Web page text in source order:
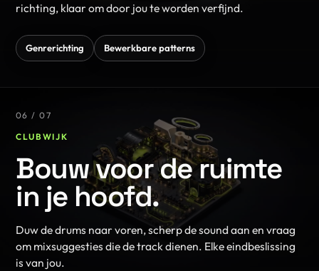
richting, klaar om door jou te worden verfijnd.
Genrerichting Bewerkbare patterns
06 / 07
CLUBWIJK
Bouw voor de ruimte
in je hoofd.
Duw de drums naar voren, scherp de sound aan en vraag
om mixsuggesties die de track dienen. Elke eindbeslissing
is van jou.